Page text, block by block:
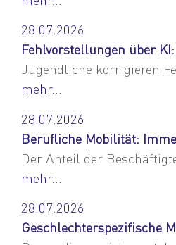
28.07.2026
Fehlvorstellungen über
Jugendliche korrigieren
mehr...
28.07.2026
Berufliche Mobilität:
Der Anteil der
mehr...
28.07.2026
Geschlechterspezifische